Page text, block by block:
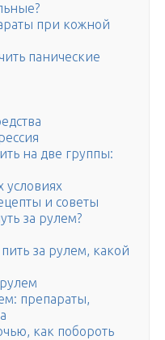
при кожной
панические
на две группы:
и советы
за рулем?
за рулем, какой
препараты,
как побороть